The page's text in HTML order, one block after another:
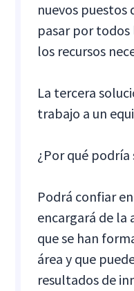
nuevos puestos
pasar por
los recursos
La tercera
trabajo a un
¿Por qué
Podrá confiar
encargará de la
que se han
área y que
resultados de